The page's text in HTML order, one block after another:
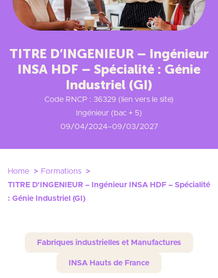
TITRE D’INGENIEUR – Ingénieur
INSA HDF – Spécialité : Génie
Industriel (GI)
Code RNCP : 36329 (lien vers le site)
Ingénieur (bac + 5)
09/04/2024–09/03/2027
Home
Formations
TITRE D’INGENIEUR – Ingénieur INSA HDF – Spécialité
: Génie Industriel (GI)
Fabriques industrielles et Manufactures
INSA Hauts de France